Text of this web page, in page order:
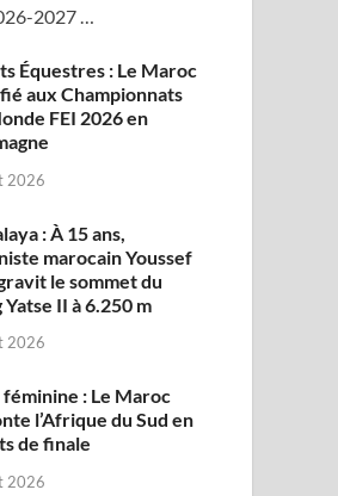
2027 …
Équestres : Le Maroc
aux Championnats
FEI 2026 en
2026
: À 15 ans,
marocain Youssef
le sommet du
Yatse II à 6.250 m
2026
féminine : Le Maroc
l’Afrique du Sud en
de finale
2026